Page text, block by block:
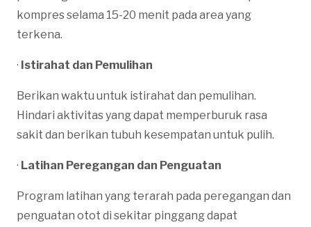
kompres selama 15-20 menit pada area yang
terkena.
· Istirahat dan Pemulihan
Berikan waktu untuk istirahat dan pemulihan.
Hindari aktivitas yang dapat memperburuk rasa
sakit dan berikan tubuh kesempatan untuk pulih.
· Latihan Peregangan dan Penguatan
Program latihan yang terarah pada peregangan dan
penguatan otot di sekitar pinggang dapat